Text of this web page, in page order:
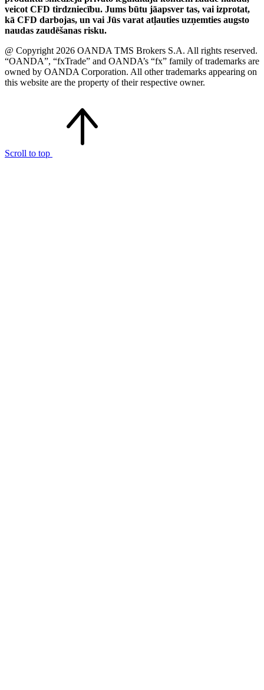
veicot CFD tirdzniecību. Jums būtu jāapsver tas, vai izprotat,
kā CFD darbojas, un vai Jūs varat atļauties uzņemties augsto
naudas zaudēšanas risku.
@ Copyright 2026 OANDA TMS Brokers S.A. All rights reserved.
“OANDA”, “fxTrade” and OANDA’s “fx” family of trademarks are
owned by OANDA Corporation. All other trademarks appearing on
this website are the property of their respective owner.
Scroll to top